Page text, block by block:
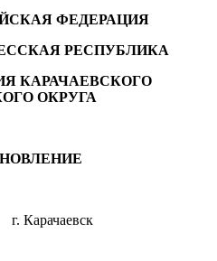
ФЕДЕРАЦИЯ
РЕСПУБЛИКА
КАРАЧАЕВСКОГО
ОКРУГА
Карачаевск